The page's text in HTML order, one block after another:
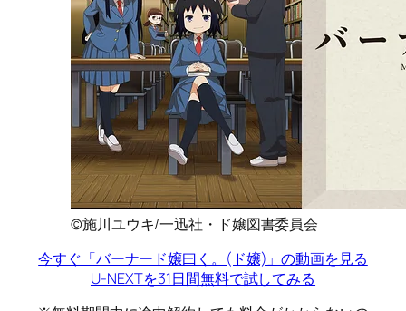
©施川ユウキ/一迅社・ド嬢図書委員会
今すぐ「バーナード嬢曰く。(ド嬢)」の動画を見る
U-NEXTを31日間無料で試してみる